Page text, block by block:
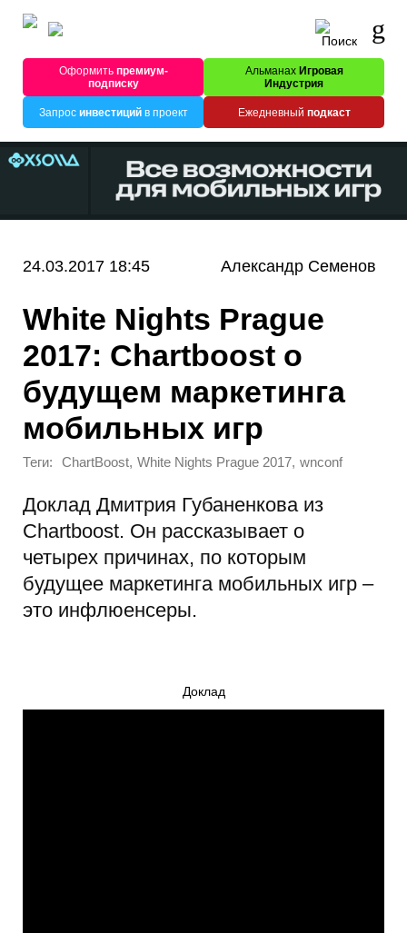
Оформитьпремиум-
подписку
Альманах Игровая
Индустрия
Запрос инвестицийв проект Ежедневный подкаст
24.03.2017 18:45 Александр Семенов
White Nights Prague
2017: Chartboost о
будущем маркетинга
мобильных игр
Теги: ChartBoost, White Nights Prague 2017, wnconf
Доклад Дмитрия Губаненкова из
Chartboost. Он рассказывает о
четырех причинах, по которым
будущее маркетинга мобильных игр –
это инфлюенсеры.
Доклад